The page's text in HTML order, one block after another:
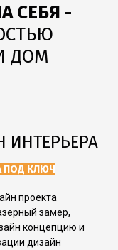
СЕБЯ -
ДОМ
ПОД КЛЮЧ
проекта
замер,
концепцию и
дизайн